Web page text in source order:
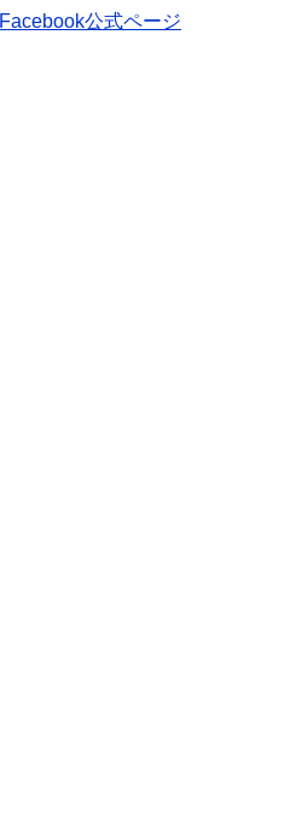
Facebook公式ページ